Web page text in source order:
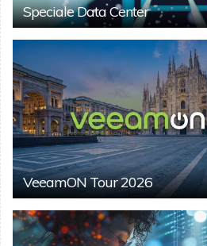
Speciale Data Center
VeeamON Tour 2026